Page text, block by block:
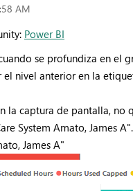
AM
Power BI
se profundiza en el
nivel anterior en la
la captura de pantalla, no
System Amato, James
James A"